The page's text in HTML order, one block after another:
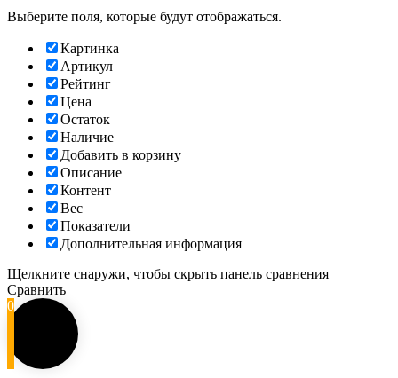
Выберите поля, которые будут отображаться.
Картинка
Артикул
Рейтинг
Цена
Остаток
Наличие
Добавить в корзину
Описание
Контент
Вес
Показатели
Дополнительная информация
Щелкните снаружи, чтобы скрыть панель сравнения
Сравнить
0